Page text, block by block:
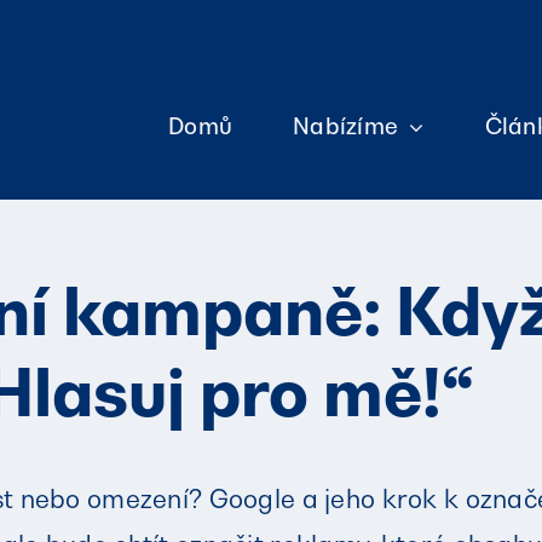
Domů Nabízíme
kampaně:
pro mě!“
nebo omezení? Google a jeho krok k